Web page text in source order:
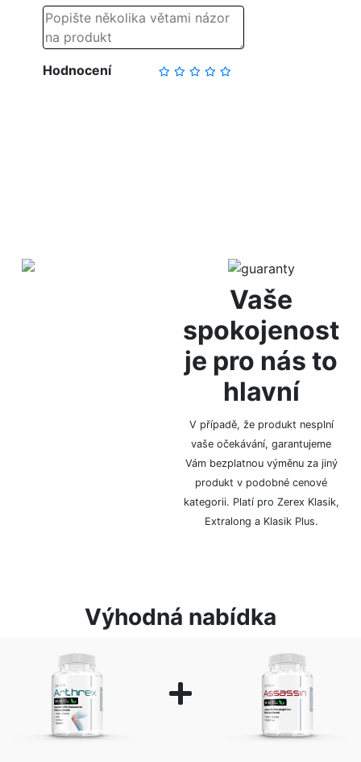
Hodnocení
Vaše
spokojenost
je pro nás to
hlavní
V případě, že produkt nesplní
vaše očekávání, garantujeme
Vám bezplatnou výměnu za jiný
produkt v podobné cenové
kategorii. Platí pro Zerex Klasik,
Extralong a Klasik Plus.
Výhodná nabídka